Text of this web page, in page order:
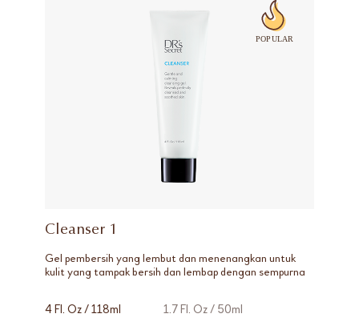
Cleanser 1
Gel pembersih yang lembut dan menenangkan untuk
kulit yang tampak bersih dan lembap dengan sempurna
4 Fl. Oz / 118ml 1.7 Fl. Oz / 50ml